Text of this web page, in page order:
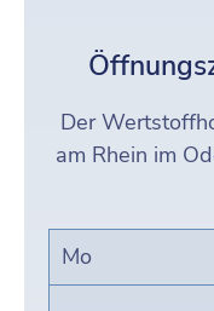
Der
am Rhein im
Mo